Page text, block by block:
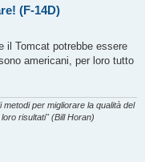
(F-14D)
il Tomcat potrebbe essere
americani, per loro tutto
per migliorare la qualità del
risultati" (Bill Horan)